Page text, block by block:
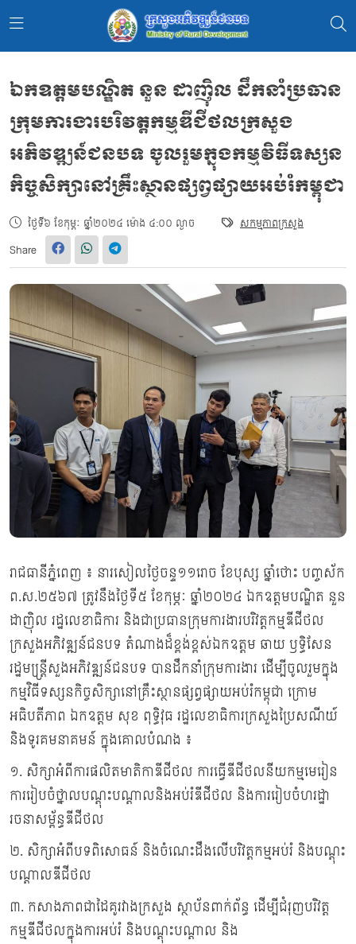
ឯកឧត្តមបណ្ឌិត នួន ដាញ៉ិល ដឹកនាំប្រធាន
ក្រុមការងារបរិវត្តកម្មឌីជីថលក្រសួង
អភិវឌ្ឍន៍ជនបទ ចូលរួមក្នុងកម្មវិធីទស្សន
កិច្ចសិក្សានៅគ្រឹះស្ថានផ្សព្វផ្សាយអប់រំកម្ពុជា
ថ្ងៃទី៦ ខែកុម្ភៈ ឆ្នាំ២០២៤ ម៉ោង ៤:០០ ល្ងាច សកម្មភាពក្រសួង
Share
រាជធានីភ្នំពេញ ៖ នារសៀលថ្ងៃចន្ទ១១រោច ខែបុស្ស ឆ្នាំថោះ បញ្ចស័ក
ព.ស.២៥៦៧ ត្រូវនឹងថ្ងៃទី៥ ខែកុម្ភៈ ឆ្នាំ២០២៤ ឯកឧត្តមបណ្ឌិត នួន
ដាញ៉ិល រដ្ឋលេខាធិការ និងជាប្រធានក្រុមការងារបរិវត្តកម្មឌីជីថល
ក្រសួងអភិវឌ្ឍន៍ជនបទ តំណាងដ៏ខ្ពង់ខ្ពស់ឯកឧត្តម ឆាយ ឫទ្ធិសែន
រដ្ឋមន្ត្រី្រសួងអភិវឌ្ឍន៍ជនបទ បានដឹកនាំក្រុមការងារ ដើម្បីចូលរួមក្នុង
កម្មវិធីទស្សនកិច្ចសិក្សានៅគ្រឹះស្ថានផ្សព្វផ្សាយអប់រំកម្ពុជា ក្រោម
អធិបតីភាព ឯកឧត្តម សុខ ពុទ្ធិវុធ រដ្ឋលេខាធិការក្រសួងប្រៃសណីយ៍
និងទូរគមនាគមន៍ ក្នុងគោលបំណង ៖
១. សិក្សាអំពីការផលិតមាតិកាឌីជីថល ការធ្វើឌីជីថលនីយកម្មមេរៀន
ការរៀបចំថ្នាលបណ្តុះបណ្តាល​និងអប់រំឌីជីថល និងការរៀបចំហរដ្ឋា
រចនាសម្ព័ន្ធឌីជីថល
២. សិក្សាអំពីបទពិសោធន៍ និងចំណេះដឹងលើបរិវត្តកម្មអប់រំ និងបណ្តុះ
បណ្តាលឌីជីថល
៣. កសាងភាពជាដៃគូរវាងក្រសួង ស្ថាប័នពាក់ព័ន្ធ ដើម្បីជំរុញបរិវត្ត
កម្មឌីជីថលក្នុងការអប់រំ និងបណ្តុះបណ្តាល និង